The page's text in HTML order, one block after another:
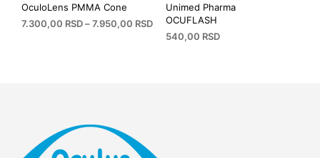
више
варијанти.
производа.
више
варијанти.
Опције
OculoLens PMMA Cone
7.300,00 RSD–7.950,00 RSD
бити
Unimed Pharma
OCUFLASH
540,00 RSD